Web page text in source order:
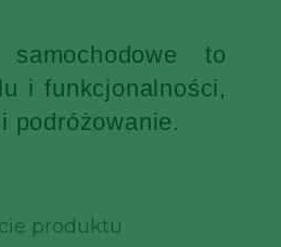
to
i funkcjonalności,
podróżowanie.